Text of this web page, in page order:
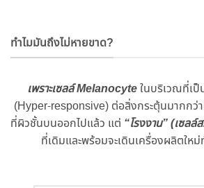
ทำไมมันถึงไม่หายขาด?
เพราะเซลล์ Melanocyteในบริเวณที่เป็
(Hyper-responsive) ต่อสิ่งกระตุ้นมากกว่
ที่ผิวชั้นบนออกไปแล้ว แต่ “โรงงาน” (เซลล์
ที่เดิมและพร้อมจะเดินเครื่องผลิตให